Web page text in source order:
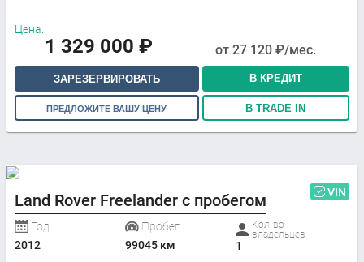
Цена:
1 329 000 ₽ от 27 120 ₽/мес.
ЗАРЕЗЕРВИРОВАТЬ В КРЕДИТ
ПРЕДЛОЖИТЕ ВАШУ ЦЕНУ В TRADE IN
Land Rover Freelander с пробегом VIN
Год
2012
Пробег
99045 км
Кол-во
владельцев
1